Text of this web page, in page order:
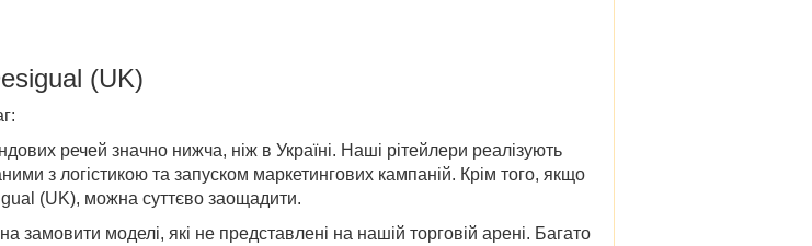
(UK)
речей значно нижча, ніж в Україні. Наші рітейлери реалізують
з логістикою та запуском маркетингових кампаній. Крім того, якщо
(UK), можна суттєво заощадити.
замовити моделі, які не представлені на нашій торговій арені. Багато